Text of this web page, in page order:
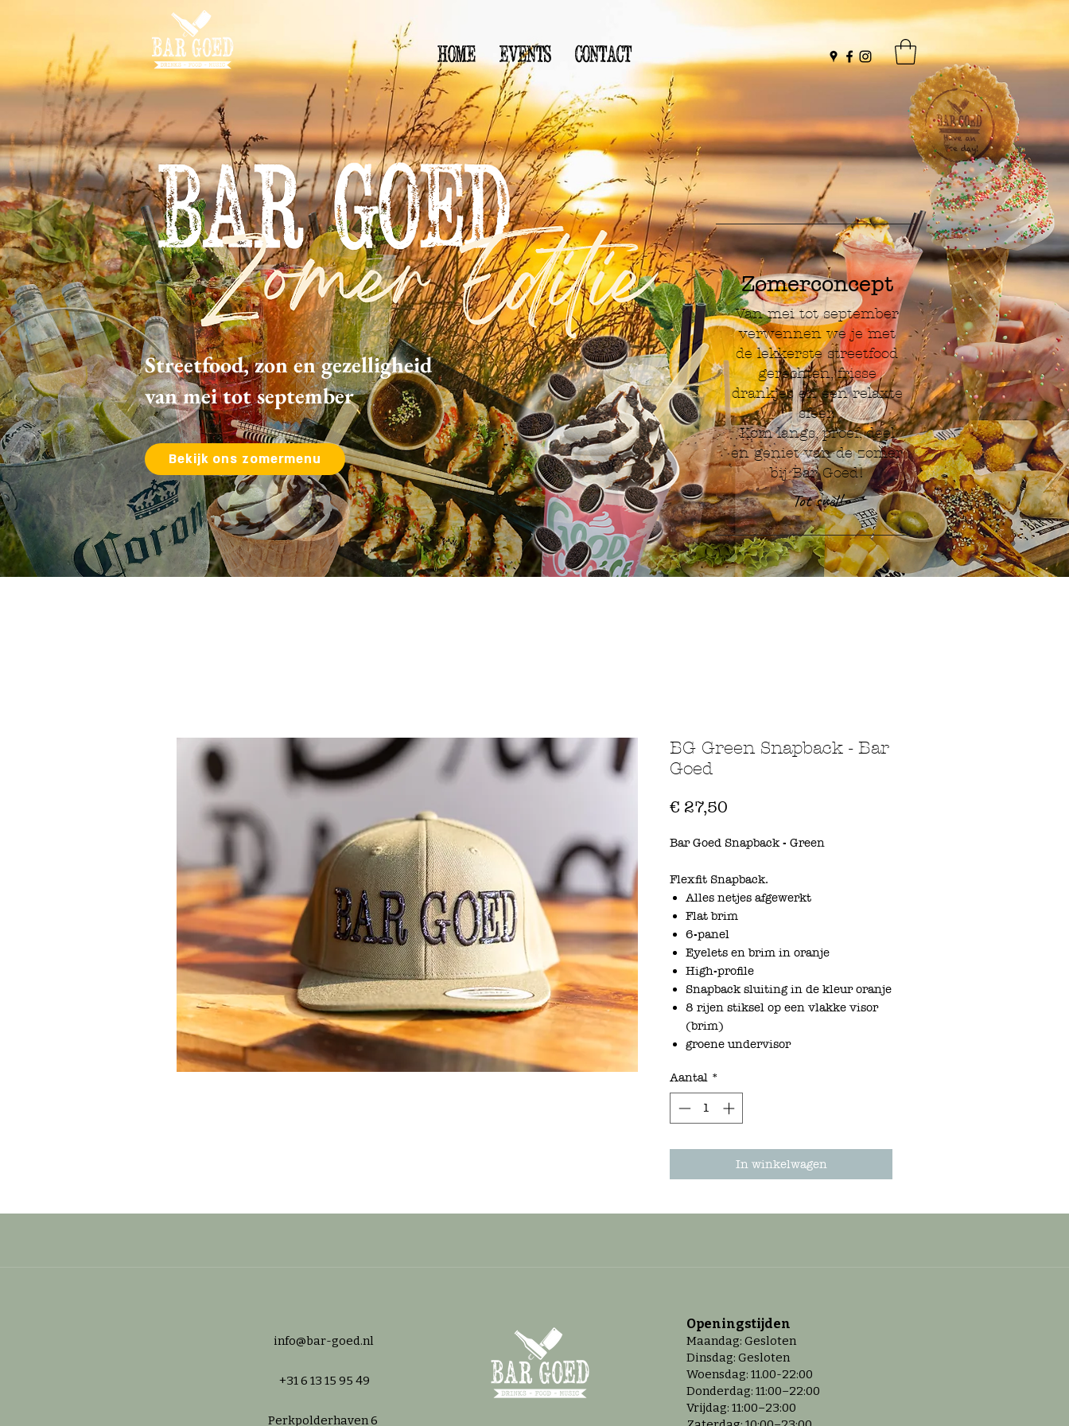
Home Events Contact
Streetfood, zon en gezelligheid
van mei tot september
Bekijk ons zomermenu
Zomerconcept
Van mei tot september
verwennen we je met
de lekkerste streetfood
gerechten, frisse
drankjes en een relaxte
sfeer.
Kom langs, proef, deel
en geniet van de zomer
bij Bar Goed!
Tot snel!
BG Green Snapback - Bar
Goed
€ 27,50
Bar Goed Snapback - Green
Flexfit Snapback.
Alles netjes afgewerkt
Flat brim
6-panel
Eyelets en brim in oranje
High-profile
Snapback sluiting in de kleur oranje
8 rijen stiksel op een vlakke visor
(brim)
groene undervisor
Aantal *
In winkelwagen
info@bar-goed.nl
+31 6 13 15 95 49
Perkpolderhaven 6
Openingstijden
Maandag: Gesloten
Dinsdag: Gesloten
Woensdag: 11.00-22:00
Donderdag: 11:00–22:00
Vrijdag: 11:00–23:00